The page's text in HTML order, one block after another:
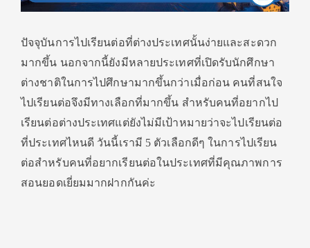
ปัจจุบันการไปเรียนต่อที่ต่างประเทศนั้นง่ายและสะดวก
มากขึ้น นอกจากนี้ยังมีหลายประเทศที่เปิดรับนักศึกษา
ต่างชาติในการไปศึกษามากขึ้นกว่าเมื่อก่อน คนที่สนใจ
ไปเรียนต่อจึงมีทางเลือกที่มากขึ้น สำหรับคนที่อยากไป
เรียนต่อต่างประเทศแต่ยังไม่มีเป้าหมายว่าจะไปเรียนต่อ
ที่ประเทศไหนดี วันนี้เรามี 5 ตัวเลือกดีๆ ในการไปเรียน
ต่อสำหรับคนที่อยากเรียนต่อในประเทศที่มีคุณภาพการ
สอนยอดเยี่ยมมากฝากกันค่ะ